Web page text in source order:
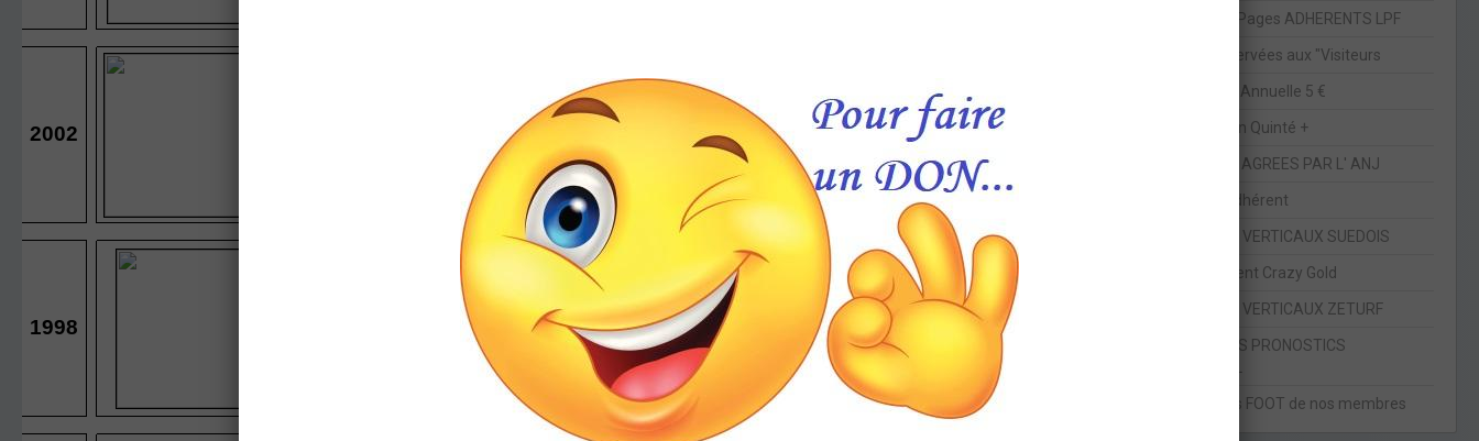
Descriptif Pages ADHERENTS LPF
Pages réservées aux "Visiteurs
Cotisation Annuelle 5 €
Le prochain Quinté +
LES SITES AGREES PAR L' ANJ
Devenir Adhérent
LES PARIS VERTICAUX SUEDOIS
Abonnement Crazy Gold
LES PARIS VERTICAUX ZETURF
CONCOURS PRONOSTICS
Les pronos FOOT de nos membres